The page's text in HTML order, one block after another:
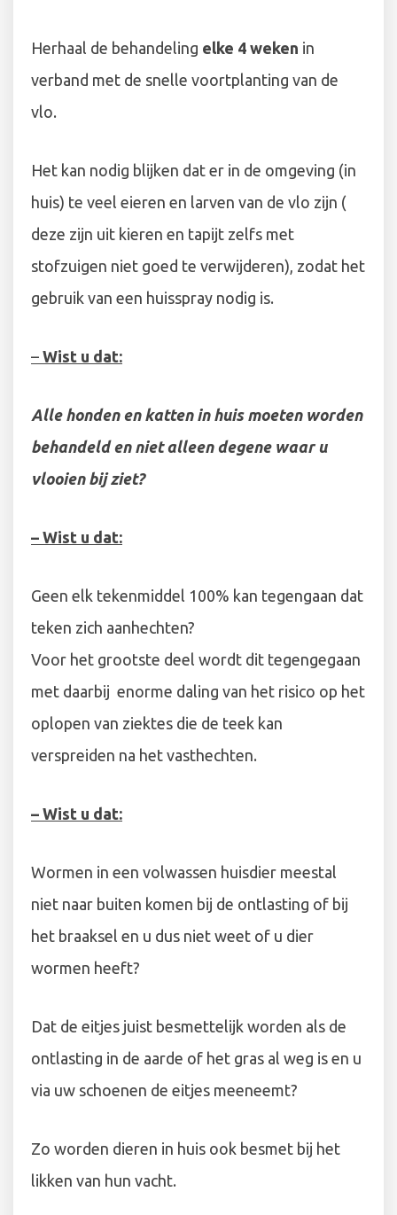
Herhaal de behandeling elke 4 weken in
verband met de snelle voortplanting van de
vlo.
Het kan nodig blijken dat er in de omgeving (in
huis) te veel eieren en larven van de vlo zijn (
deze zijn uit kieren en tapijt zelfs met
stofzuigen niet goed te verwijderen), zodat het
gebruik van een huisspray nodig is.
– Wist u dat:
Alle honden en katten in huis moeten worden
behandeld en niet alleen degene waar u
vlooien bij ziet?
– Wist u dat:
Geen elk tekenmiddel 100% kan tegengaan dat
teken zich aanhechten?
Voor het grootste deel wordt dit tegengegaan
met daarbij enorme daling van het risico op het
oplopen van ziektes die de teek kan
verspreiden na het vasthechten.
– Wist u dat:
Wormen in een volwassen huisdier meestal
niet naar buiten komen bij de ontlasting of bij
het braaksel en u dus niet weet of u dier
wormen heeft?
Dat de eitjes juist besmettelijk worden als de
ontlasting in de aarde of het gras al weg is en u
via uw schoenen de eitjes meeneemt?
Zo worden dieren in huis ook besmet bij het
likken van hun vacht.